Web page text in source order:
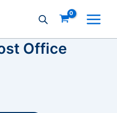
Office